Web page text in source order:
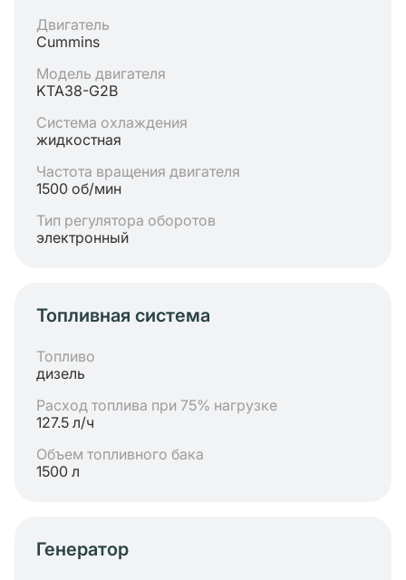
Двигатель
Cummins
Модель двигателя
KTA38-G2B
Система охлаждения
жидкостная
Частота вращения двигателя
1500 об/мин
Тип регулятора оборотов
электронный
Топливная система
Топливо
дизель
Расход топлива при 75% нагрузке
127.5 л/ч
Объем топливного бака
1500 л
Генератор